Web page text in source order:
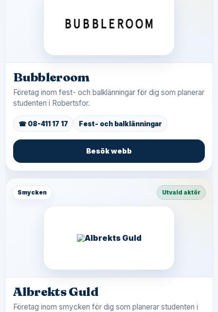
Bubbleroom
Företag inom fest- och balklänningar för dig som planerar
studenten i Robertsfor.
☎ 08-411 17 17 Fest- och balklänningar
Besök webb
Smycken Utvald aktör
Albrekts Guld
Företag inom smycken för dig som planerar studenten i